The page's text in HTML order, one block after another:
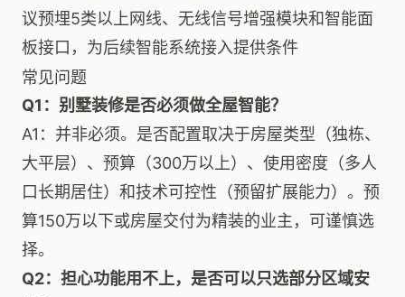
议预埋5类以上网线、无线信号增强模块和智能面
板接口，为后续智能系统接入提供条件
常见问题
Q1：别墅装修是否必须做全屋智能？
A1：并非必须。是否配置取决于房屋类型（独栋、
大平层）、预算（300万以上）、使用密度（多人
口长期居住）和技术可控性（预留扩展能力）。预
算150万以下或房屋交付为精装的业主，可谨慎选
择。
Q2：担心功能用不上，是否可以只选部分区域安